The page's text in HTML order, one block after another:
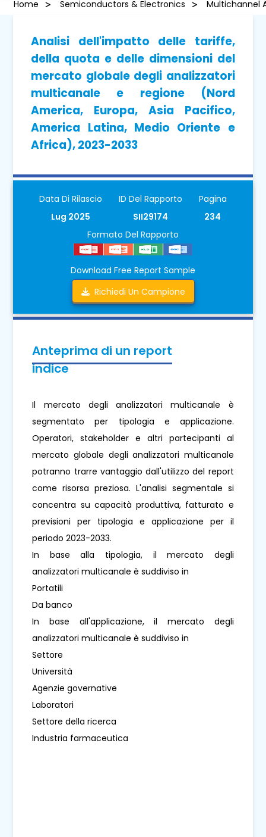
Home Semiconductors & Electronics Multichannel
Analisi dell'impatto delle tariffe,
della quota e delle dimensioni del
mercato globale degli analizzatori
multicanale e regione (Nord
America, Europa, Asia Pacifico,
America Latina, Medio Oriente e
Africa), 2023-2033
Data Di Rilascio
Lug 2025
ID Del Rapporto
SII29174
Pagina
234
Formato Del Rapporto
Download Free Report Sample
Richiedi Un Campione
Anteprima di un report
indice
Il mercato degli analizzatori multicanale è
segmentato per tipologia e applicazione.
Operatori, stakeholder e altri partecipanti al
mercato globale degli analizzatori multicanale
potranno trarre vantaggio dall'utilizzo del report
come risorsa preziosa. L'analisi segmentale si
concentra su capacità produttiva, fatturato e
previsioni per tipologia e applicazione per il
periodo 2023-2033.
In base alla tipologia, il mercato degli
analizzatori multicanale è suddiviso in
Portatili
Da banco
In base all'applicazione, il mercato degli
analizzatori multicanale è suddiviso in
Settore
Università
Agenzie governative
Laboratori
Settore della ricerca
Industria farmaceutica